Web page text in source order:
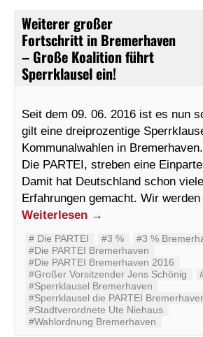
Weiterer großer
Fortschritt in Bremerhaven
– Große Koalition führt
Sperrklausel ein!
Seit dem 09. 06. 2016 ist es nun
gilt eine dreiprozentige
Kommunalwahlen in
Die PARTEI, streben eine
Damit hat Deutschland schon
Erfahrungen gemacht. Wir
Weiterlesen →
#‬ ‪Die PARTEI‬ #3 %
#3 %
#Die PARTEI Bremerhaven
#Die PARTEI Bremerhaven 2016
#Großer Vorsitzender Jens Schönig
#Sperrklausel Bremerhaven
#Sperrklausel die PARTEI
#Stadtverordnete Ute Niehaus
#Wahlordnung Bremerhaven